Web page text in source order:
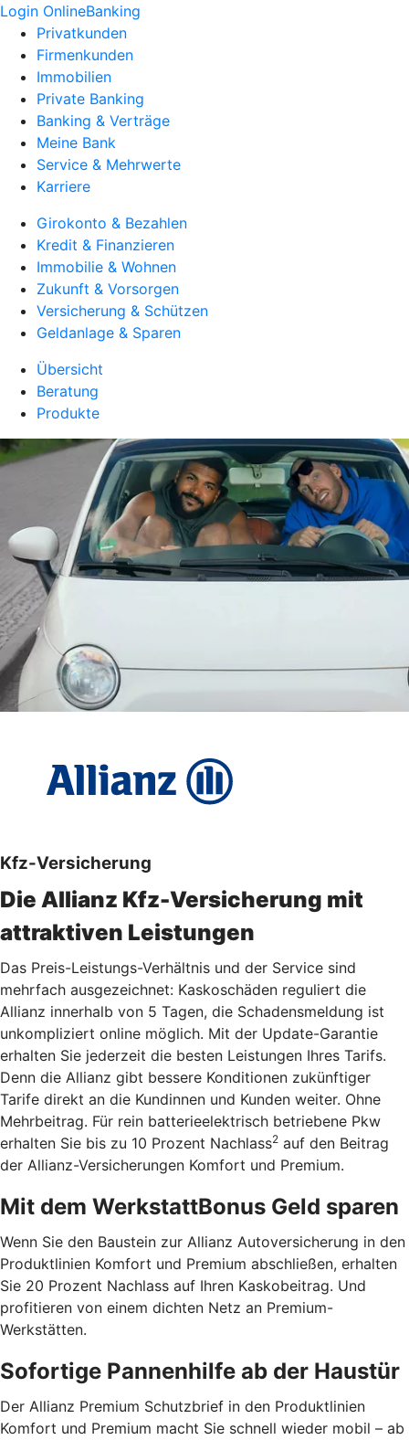
Login OnlineBanking
Privatkunden
Firmenkunden
Immobilien
Private Banking
Banking & Verträge
Meine Bank
Service & Mehrwerte
Karriere
Girokonto & Bezahlen
Kredit & Finanzieren
Immobilie & Wohnen
Zukunft & Vorsorgen
Versicherung & Schützen
Geldanlage & Sparen
Übersicht
Beratung
Produkte
Kfz-Versicherung
Die Allianz Kfz-Versicherung mit
attraktiven Leistungen
Das Preis-Leistungs-Verhältnis und der Service sind
mehrfach ausgezeichnet: Kaskoschäden reguliert die
Allianz innerhalb von 5 Tagen, die Schadensmeldung ist
unkompliziert online möglich. Mit der Update-Garantie
erhalten Sie jederzeit die besten Leistungen Ihres Tarifs.
Denn die Allianz gibt bessere Konditionen zukünftiger
Tarife direkt an die Kundinnen und Kunden weiter. Ohne
Mehrbeitrag. Für rein batterieelektrisch betriebene Pkw
erhalten Sie bis zu 10 Prozent Nachlass2 auf den Beitrag
der Allianz-Versicherungen Komfort und Premium.
Mit dem WerkstattBonus Geld sparen
Wenn Sie den Baustein zur Allianz Autoversicherung in den
Produktlinien Komfort und Premium abschließen, erhalten
Sie 20 Prozent Nachlass auf Ihren Kaskobeitrag. Und
profitieren von einem dichten Netz an Premium-
Werkstätten.
Sofortige Pannenhilfe ab der Haustür
Der Allianz Premium Schutzbrief in den Produktlinien
Komfort und Premium macht Sie schnell wieder mobil – ab